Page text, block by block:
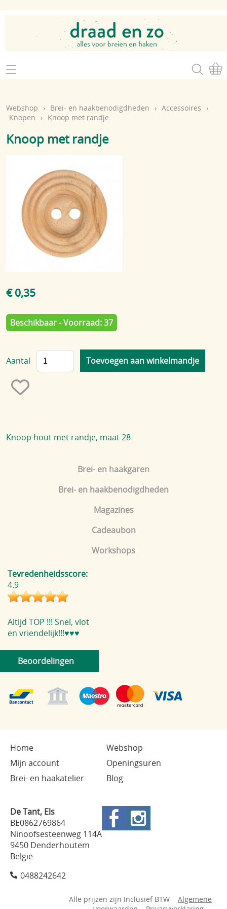
Home
Brei- en haakgaren
Brei- en haakbenodigdheden
Cadeaubon
Workshops
Mijn account
Openingsuren
Brei- en haakatelier
Atelier op zondag
Contact
Brei- en haakgaren
Brei- en haakbenodigdheden
Magazines
Cadeaubon
Workshops
Tevredenheidsscore:
4.9
Altijd TOP !!! Snel, vlot
en vriendelijk!!!♥️♥️♥️
Beoordelingen
Webshop › Brei- en haakbenodigdheden › Accessoires
›
Knopen
› Knoop met randje
Knoop met randje
€ 0,35
Beschikbaar - Voorraad: 37
Aantal
Knoop hout met randje, maat 28
Home
Webshop
Mijn account
Openingsuren
Brei- en haakatelier
Blog
De Tant, Els
BE0862769864
Ninoofsesteenweg 114A
9450 Denderhoutem
België
0488242642
Alle prijzen zijn Inclusief BTW
Algemene